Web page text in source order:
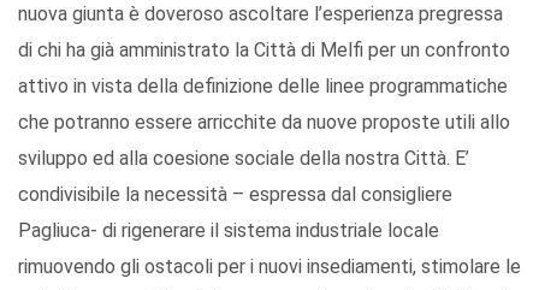
nuova giunta è doveroso ascoltare l’esperienza pregressa
di chi ha già amministrato la Città di Melfi per un confronto
attivo in vista della definizione delle linee programmatiche
che potranno essere arricchite da nuove proposte utili allo
sviluppo ed alla coesione sociale della nostra Città. E’
condivisibile la necessità – espressa dal consigliere
Pagliuca- di rigenerare il sistema industriale locale
rimuovendo gli ostacoli per i nuovi insediamenti, stimolare le